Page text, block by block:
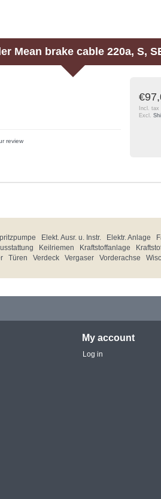
Mean brake cable 220a, S,
review
Incl. tax
Excl.
Elekt. Ausr. u. Instr. Elektr. Anlage
Keilriemen Kraftstoffanlage
Türen Verdeck Vergaser Vorderachse
My account
Log in